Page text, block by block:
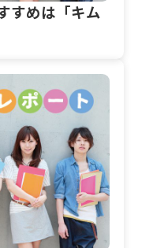
すめは「キム